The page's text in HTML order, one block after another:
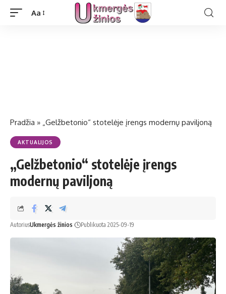
Aa
Pradžia » „Gelžbetonio“ stotelėje įrengs modernų paviljoną
AKTUALIJOS
„Gelžbetonio“ stotelėje įrengs
modernų paviljoną
AutoriusUkmergės žinios Publikuota 2025-09-19